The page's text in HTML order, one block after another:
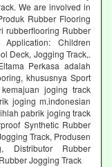
We are involved in
Rubber Flooring
rubberflooring Rubber
Children
Deck, Jogging Track,.
Perkasa adalah
khususnya Sport
joging track
joging m.indonesian
pabrik joging track
Synthetic Rubber
Track, Produsen
Distributor Rubber
Jogging Track